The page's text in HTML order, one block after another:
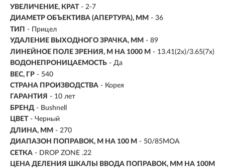
УВЕЛИЧЕНИЕ, КРАТ - 2-7
ДИАМЕТР ОБЪЕКТИВА (АПЕРТУРА), ММ - 36
ТИП - Прицел
УДАЛЕНИЕ ВЫХОДНОГО ЗРАЧКА, ММ - 89
ЛИНЕЙНОЕ ПОЛЕ ЗРЕНИЯ, М НА 1000 М - 13.41(2х)/3.65(7х)
ВОДОНЕПРОНИЦАЕМОСТЬ - Да
ВЕС, ГР - 540
СТРАНА ПРОИЗВОДСТВА - Корея
ГАРАНТИЯ - 10 лет
БРЕНД - Bushnell
ЦВЕТ - Черный
ДЛИНА, ММ - 270
ДИАПАЗОН ПОПРАВОК, М НА 100 М - 50/85МОА
СЕТКА - DROP ZONE .22
ЦЕНА ДЕЛЕНИЯ ШКАЛЫ ВВОДА ПОПРАВОК, ММ НА 100М